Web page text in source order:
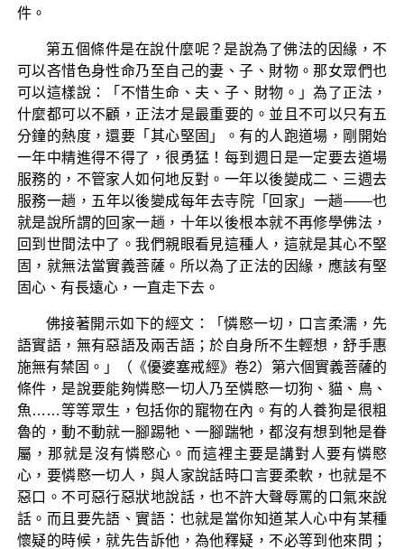
件。
第五個條件是在說什麼呢？是說為了佛法的因緣，不
可以吝惜色身性命乃至自己的妻、子、財物。那女眾們也
可以這樣說：「不惜生命、夫、子、財物。」為了正法，
什麼都可以不顧，正法才是最重要的。並且不可以只有五
分鐘的熱度，還要「其心堅固」。有的人跑道場，剛開始
一年中精進得不得了，很勇猛！每到週日是一定要去道場
服務的，不管家人如何地反對。一年以後變成二、三週去
服務一趟，五年以後變成每年去寺院「回家」一趟——也
就是說所謂的回家一趟，十年以後根本就不再修學佛法，
回到世間法中了。我們親眼看見這種人，這就是其心不堅
固，就無法當實義菩薩。所以為了正法的因緣，應該有堅
固心、有長遠心，一直走下去。
佛接著開示如下的經文：「憐愍一切，口言柔濡，先
語實語，無有惡語及兩舌語；於自身所不生輕想，舒手惠
施無有禁固。」（《優婆塞戒經》卷2）第六個實義菩薩的
條件，是說要能夠憐愍一切人乃至憐愍一切狗、貓、鳥、
魚……等等眾生，包括你的寵物在內。有的人養狗是很粗
魯的，動不動就一腳踢牠、一腳踹牠，都沒有想到牠是眷
屬，那就是沒有憐愍心。而這裡主要是講對人要有憐愍
心，要憐愍一切人，與人家說話時口言要柔軟，也就是不
惡口。不可惡行惡狀地說話，也不許大聲辱罵的口氣來說
話。而且要先語、實語：也就是當你知道某人心中有某種
懷疑的時候，就先告訴他，為他釋疑，不必等到他來問；